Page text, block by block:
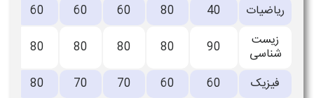
ریاضیات
40
80
60
60
60
زیست
شناسی 90
80
80
80
80
فیزیک
60
60
70
70
80